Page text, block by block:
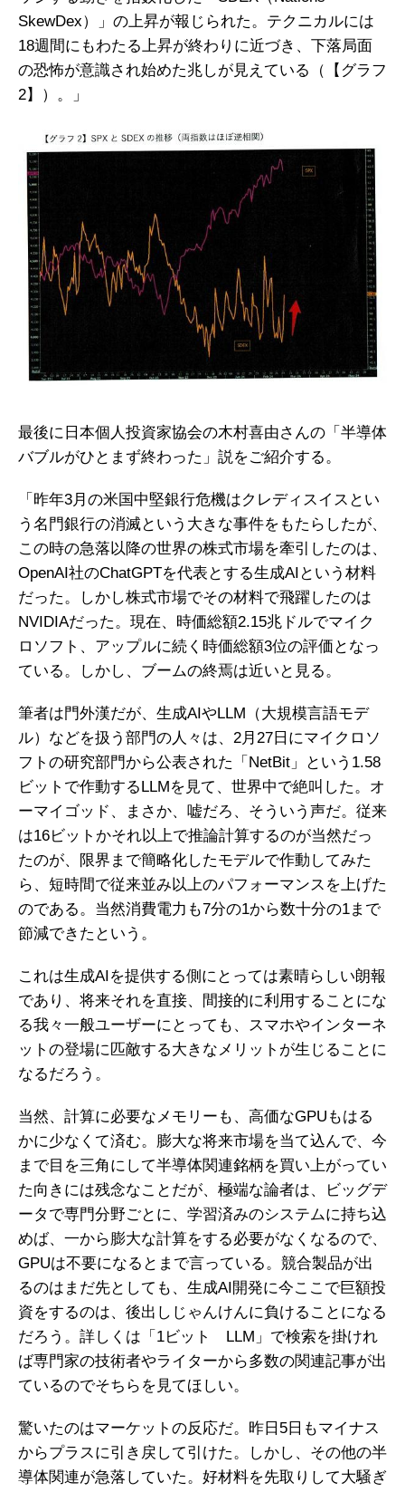
SkewDex）」の上昇が報じられた。テクニカルには
18週間にもわたる上昇が終わりに近づき、下落局面
の恐怖が意識され始めた兆しが見えている（【グラフ
2】）。」
最後に日本個人投資家協会の木村喜由さんの「半導体
バブルがひとまず終わった」説をご紹介する。
「昨年3月の米国中堅銀行危機はクレディスイスとい
う名門銀行の消滅という大きな事件をもたらしたが、
この時の急落以降の世界の株式市場を牽引したのは、
OpenAI社のChatGPTを代表とする生成AIという材料
だった。しかし株式市場でその材料で飛躍したのは
NVIDIAだった。現在、時価総額2.15兆ドルでマイク
ロソフト、アップルに続く時価総額3位の評価となっ
ている。しかし、ブームの終焉は近いと見る。
筆者は門外漢だが、生成AIやLLM（大規模言語モデ
ル）などを扱う部門の人々は、2月27日にマイクロソ
フトの研究部門から公表された「NetBit」という1.58
ビットで作動するLLMを見て、世界中で絶叫した。オ
ーマイゴッド、まさか、嘘だろ、そういう声だ。従来
は16ビットかそれ以上で推論計算するのが当然だっ
たのが、限界まで簡略化したモデルで作動してみた
ら、短時間で従来並み以上のパフォーマンスを上げた
のである。当然消費電力も7分の1から数十分の1まで
節減できたという。
これは生成AIを提供する側にとっては素晴らしい朗報
であり、将来それを直接、間接的に利用することにな
る我々一般ユーザーにとっても、スマホやインターネ
ットの登場に匹敵する大きなメリットが生じることに
なるだろう。
当然、計算に必要なメモリーも、高価なGPUもはる
かに少なくて済む。膨大な将来市場を当て込んで、今
まで目を三角にして半導体関連銘柄を買い上がってい
た向きには残念なことだが、極端な論者は、ビッグデ
ータで専門分野ごとに、学習済みのシステムに持ち込
めば、一から膨大な計算をする必要がなくなるので、
GPUは不要になるとまで言っている。競合製品が出
るのはまだ先としても、生成AI開発に今ここで巨額投
資をするのは、後出しじゃんけんに負けることになる
だろう。詳しくは「1ビット LLM」で検索を掛けれ
ば専門家の技術者やライターから多数の関連記事が出
ているのでそちらを見てほしい。
驚いたのはマーケットの反応だ。昨日5日もマイナス
からプラスに引き戻して引けた。しかし、その他の半
導体関連が急落していた。好材料を先取りして大騒ぎ